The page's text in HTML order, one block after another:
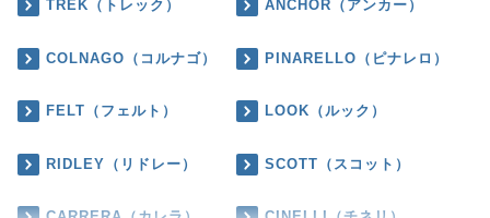
TREK（トレック） ANCHOR（アンカー）
COLNAGO（コルナゴ） PINARELLO（ピナレロ）
FELT（フェルト） LOOK（ルック）
RIDLEY（リドレー） SCOTT（スコット）